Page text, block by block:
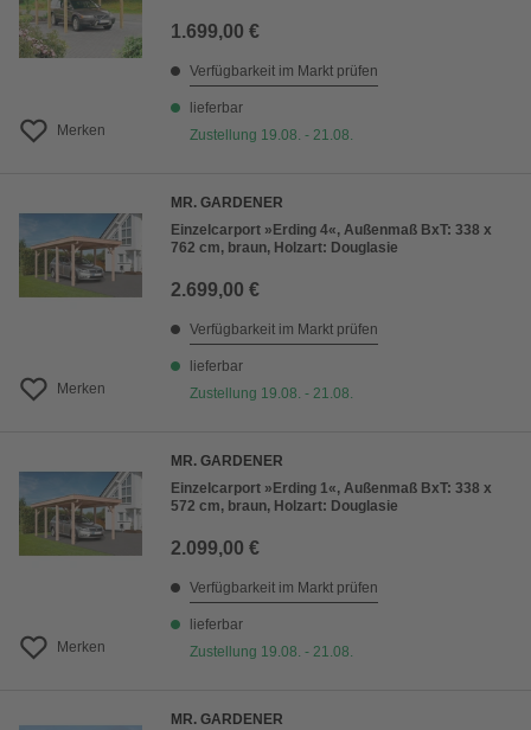
Merken
1.699,00 €
Verfügbarkeit im Markt prüfen
lieferbar
Zustellung 19.08. - 21.08.
Merken
MR. GARDENER
Einzelcarport »Erding 4«, Außenmaß BxT: 338 x
762 cm, braun, Holzart: Douglasie
2.699,00 €
Verfügbarkeit im Markt prüfen
lieferbar
Zustellung 19.08. - 21.08.
Merken
MR. GARDENER
Einzelcarport »Erding 1«, Außenmaß BxT: 338 x
572 cm, braun, Holzart: Douglasie
2.099,00 €
Verfügbarkeit im Markt prüfen
lieferbar
Zustellung 19.08. - 21.08.
MR. GARDENER